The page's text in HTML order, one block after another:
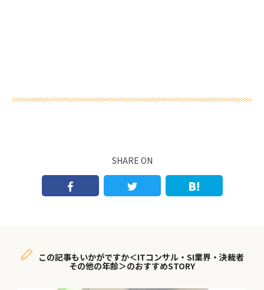
SHARE ON
この記事もいかがですか＜ITコンサル・SI業界・決裁者
その他の年齢＞のおすすめSTORY